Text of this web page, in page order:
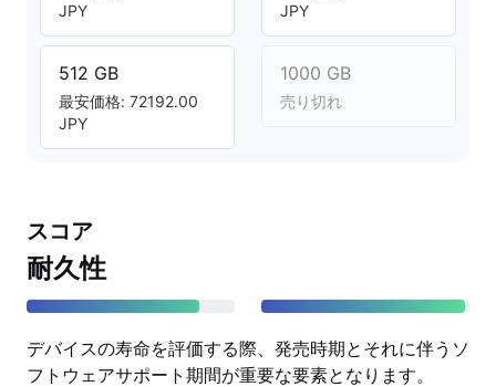
JPY
512 GB
最安価格: 72192.00
JPY
JPY
1000 GB
売り切れ
スコア
耐久性
デバイスの寿命を評価する際、発売時期とそれに伴うソ
フトウェアサポート期間が重要な要素となります。